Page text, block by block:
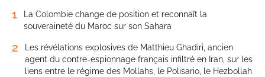
1
La Colombie change de position et reconnaît la
souveraineté du Maroc sur son Sahara
2
Les révélations explosives de Matthieu Ghadiri, ancien
agent du contre-espionnage français infiltré en Iran, sur les
liens entre le régime des Mollahs, le Polisario, le Hezbollah